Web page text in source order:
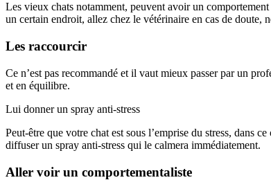
Les vieux chats notamment, peuvent avoir un
un certain endroit, allez chez le vétérinaire en cas de doute,
Les raccourcir
Ce n’est pas recommandé et il vaut mieux passer par un
et en équilibre.
Lui donner un spray anti-stress
Peut-être que votre chat est sous l’emprise du stress, dans
diffuser un spray anti-stress qui le calmera immédiatement.
Aller voir un comportementaliste